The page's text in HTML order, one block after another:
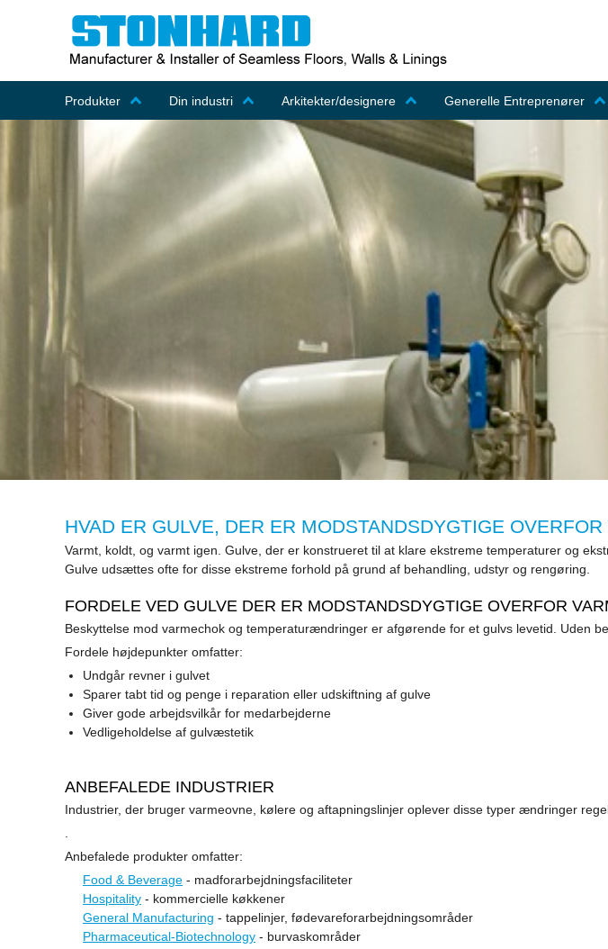
Produkter Din industri Arkitekter/designere Generelle Entreprenører
HVAD ER GULVE, DER ER MODSTANDSDYGTIGE
Varmt, koldt, og varmt igen. Gulve, der er konstrueret til at klare ekstreme temperaturer og
Gulve udsættes ofte for disse ekstreme forhold på grund af behandling, udstyr og rengøring.
FORDELE VED GULVE DER ER MODSTANDSDYGTIGE OVERFOR
Beskyttelse mod varmechok og temperaturændringer er afgørende for et gulvs levetid. Uden
Fordele højdepunkter omfatter:
Undgår revner i gulvet
Sparer tabt tid og penge i reparation eller udskiftning af gulve
Giver gode arbejdsvilkår for medarbejderne
Vedligeholdelse af gulvæstetik
ANBEFALEDE INDUSTRIER
Industrier, der bruger varmeovne, kølere og aftapningslinjer oplever disse typer ændringer
Anbefalede produkter omfatter:
Food & Beverage - madforarbejdningsfaciliteter
Hospitality - kommercielle køkkener
General Manufacturing - tappelinjer, fødevareforarbejdningsområder
Pharmaceutical-Biotechnology - burvaskområder